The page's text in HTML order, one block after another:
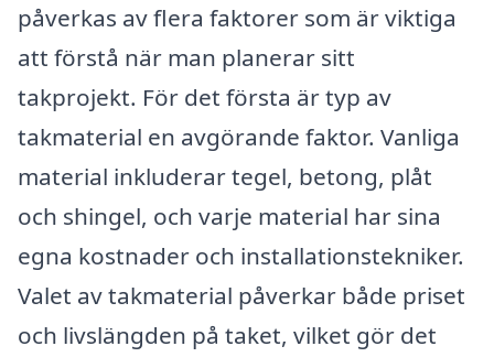
påverkas av flera faktorer som är viktiga
att förstå när man planerar sitt
takprojekt. För det första är typ av
takmaterial en avgörande faktor. Vanliga
material inkluderar tegel, betong, plåt
och shingel, och varje material har sina
egna kostnader och installationstekniker.
Valet av takmaterial påverkar både priset
och livslängden på taket, vilket gör det